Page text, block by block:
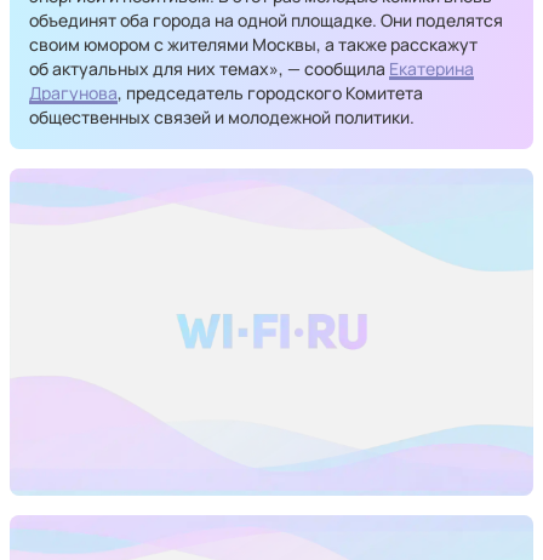
объединят оба города на одной площадке. Они поделятся
своим юмором с жителями Москвы, а также расскажут
об актуальных для них темах», — сообщила Екатерина
Драгунова, председатель городского Комитета
общественных связей и молодежной политики.